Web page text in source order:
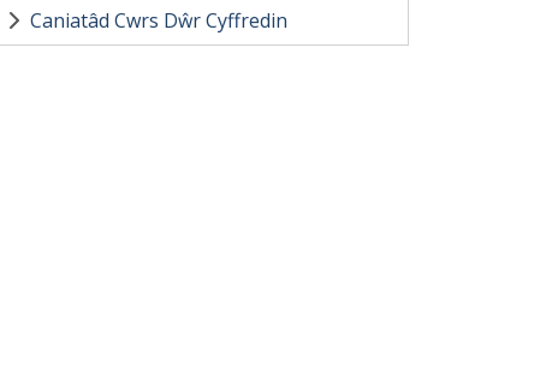
Caniatâd Cwrs Dŵr Cyffredin